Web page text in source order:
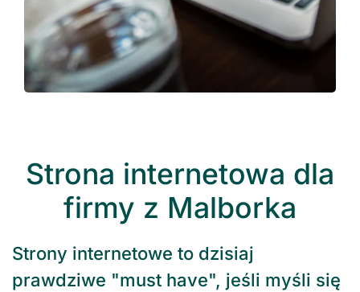
Strona internetowa dla
firmy z Malborka
Strony internetowe to dzisiaj
prawdziwe "must have", jeśli myśli się